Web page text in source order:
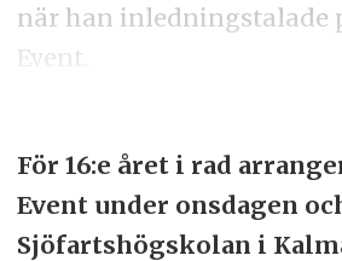
när han inledningstalade
Event.
För 16:e året i rad
Event under onsdagen
Sjöfartshögskolan i